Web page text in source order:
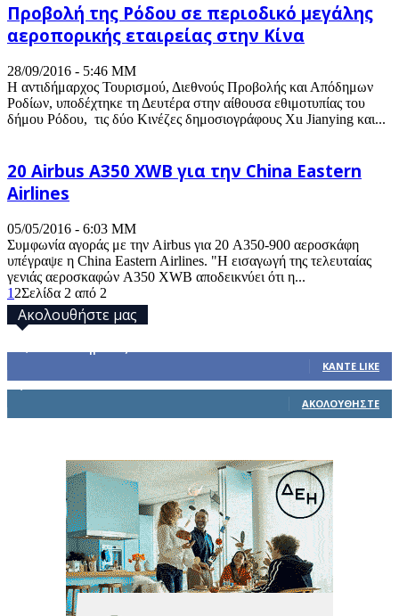
Προβολή της Ρόδου σε περιοδικό μεγάλης
αεροπορικής εταιρείας στην Κίνα
28/09/2016 - 5:46 ΜΜ
Η αντιδήμαρχος Τουρισμού, Διεθνούς Προβολής και Απόδημων
Ροδίων, υποδέχτηκε τη Δευτέρα στην αίθουσα εθιμοτυπίας του
δήμου Ρόδου, τις δύο Κινέζες δημοσιογράφους Xu Jianying και...
20 Airbus A350 XWB για την China Eastern
Airlines
05/05/2016 - 6:03 ΜΜ
Συμφωνία αγοράς με την Airbus για 20 A350-900 αεροσκάφη
υπέγραψε η China Eastern Airlines. "Η εισαγωγή της τελευταίας
γενιάς αεροσκαφών A350 XWB αποδεικνύει ότι η...
1 2Σελίδα 2 από 2
Ακολουθήστε μας
ΚΆΝΤΕ LIKE
ΑΚΟΛΟΥΘΉΣΤΕ